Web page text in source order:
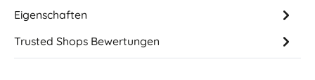
Eigenschaften
Trusted Shops Bewertungen